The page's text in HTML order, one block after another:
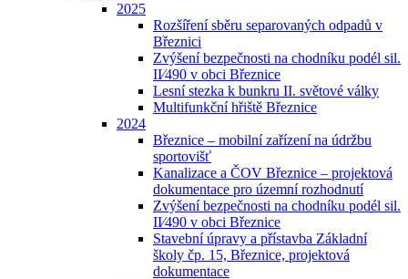
2025
Rozšíření sběru separovaných odpadů v
Březnici
Zvýšení bezpečnosti na chodníku podél sil.
II⁄490 v obci Březnice
Lesní stezka k bunkru II. světové války
Multifunkční hřiště Březnice
2024
Březnice – mobilní zařízení na údržbu
sportovišť
Kanalizace a ČOV Březnice – projektová
dokumentace pro územní rozhodnutí
Zvýšení bezpečnosti na chodníku podél sil.
II⁄490 v obci Březnice
Stavební úpravy a přístavba Základní
školy čp. 15, Březnice, projektová
dokumentace